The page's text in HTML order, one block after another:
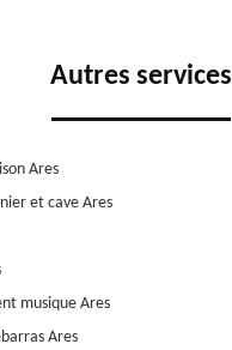
Autres services
Ares
et cave Ares
musique Ares
Ares